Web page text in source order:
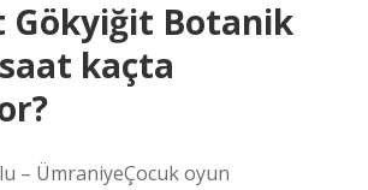
Gökyiğit Botanik
kaçta
– ÜmraniyeÇocuk oyun